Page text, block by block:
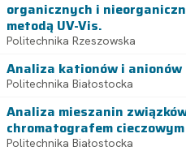
organicznych i
metodą UV-Vis.
Politechnika Rzeszowska
Analiza kationów i anionów
Politechnika Białostocka
Analiza mieszanin
chromatografem cieczowym
Politechnika Białostocka